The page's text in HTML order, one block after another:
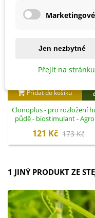
Přidat do košíku
Clonoplus - pro rozložení
půdě - biostimulant -
121 Kč 173 Kč
1 JINÝ PRODUKT ZE
Jen nezbytné
Přejít na